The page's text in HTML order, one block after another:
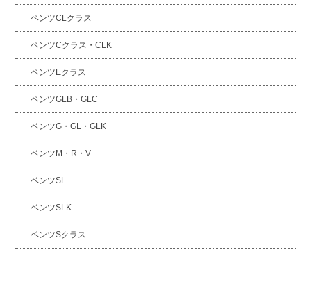
ベンツCLクラス
ベンツCクラス・CLK
ベンツEクラス
ベンツGLB・GLC
ベンツG・GL・GLK
ベンツM・R・V
ベンツSL
ベンツSLK
ベンツSクラス